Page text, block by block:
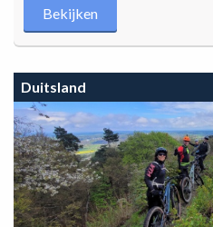
Bekijken
Duitsland